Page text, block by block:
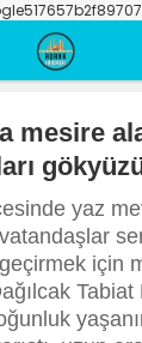
mesire
yaz
için
Tabiat